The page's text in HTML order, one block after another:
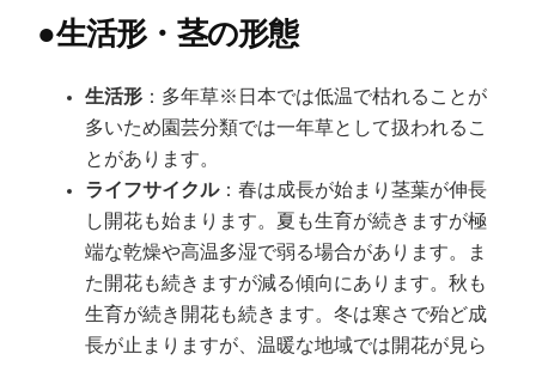
●生活形・茎の形態
生活形 ：多年草※日本では低温で枯れることが
多いため園芸分類では一年草として扱われるこ
とがあります。
ライフサイクル：春は成長が始まり茎葉が伸長
し開花も始まります。夏も生育が続きますが極
端な乾燥や高温多湿で弱る場合があります。ま
た開花も続きますが減る傾向にあります。秋も
生育が続き開花も続きます。冬は寒さで殆ど成
長が止まりますが、温暖な地域では開花が見ら